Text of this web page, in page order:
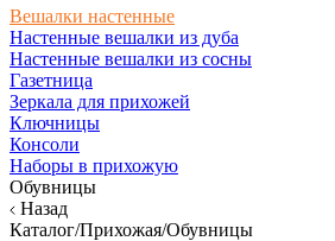
Вешалки настенные
Настенные вешалки из дуба
Настенные вешалки из сосны
Газетница
Зеркала для прихожей
Ключницы
Консоли
Наборы в прихожую
Обувницы
Назад
Каталог/Прихожая/Обувницы